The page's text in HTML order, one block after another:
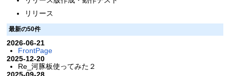
リリース
最新の50件
2026-06-21
FrontPage
2025-12-20
Re_河豚板使ってみた２